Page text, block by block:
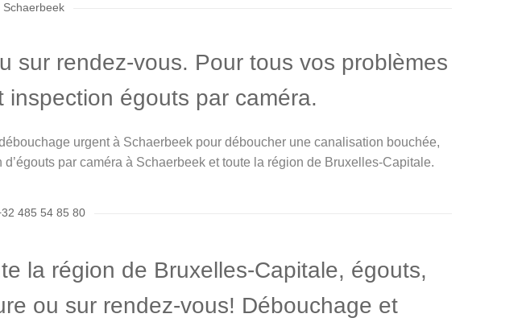
Schaerbeek
sur rendez-vous. Pour tous vos problèmes
égouts par caméra.
urgent à Schaerbeek pour déboucher une canalisation bouchée,
par caméra à Schaerbeek et toute la région de Bruxelles-Capitale.
485 54 85 80
la région de Bruxelles-Capitale, égouts,
ou sur rendez-vous! Débouchage et